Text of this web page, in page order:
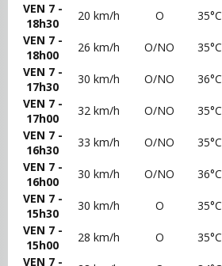
VEN 7 -
18h30
20 km/h O 35°C
VEN 7 -
18h00
26 km/h O/NO 35°C
VEN 7 -
17h30
30 km/h O/NO 36°C
VEN 7 -
17h00
32 km/h O/NO 35°C
VEN 7 -
16h30
33 km/h O/NO 35°C
VEN 7 -
16h00
30 km/h O/NO 36°C
VEN 7 -
15h30
30 km/h O 35°C
VEN 7 -
15h00
28 km/h O 35°C
VEN 7 -